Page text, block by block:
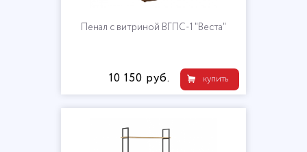
Пенал с витриной ВГПС-1 "Веста"
купить
10 150 руб.